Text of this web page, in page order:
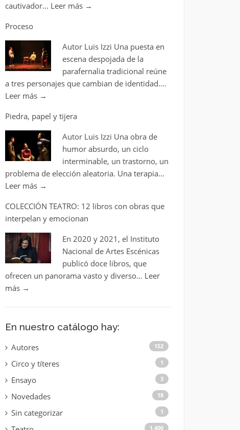
cautivador… Leer más →
Proceso
Autor Luis Izzi Una puesta en
escena despojada de la
parafernalia tradicional reúne
a tres personajes que cambian de identidad.…
Leer más →
Piedra, papel y tijera
Autor Luis Izzi Una obra de
humor absurdo, un ciclo
interminable, un trastorno, un
problema de elección aleatoria. Una terapia…
Leer más →
COLECCIÓN TEATRO: 12 libros con obras que
interpelan y emocionan
En 2020 y 2021, el Instituto
Nacional de Artes Escénicas
publicó doce libros, que
ofrecen un panorama vasto y diverso… Leer
más →
En nuestro catálogo hay:
Autores 152
Circo y títeres 1
Ensayo 3
Novedades 18
Sin categorizar 1
1.400